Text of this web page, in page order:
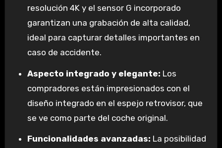
resolución 4K y el sensor G incorporado
garantizan una grabación de alta calidad,
ideal para capturar detalles importantes en
caso de accidente.
Aspecto integrado y elegante: Los
compradores están impresionados con el
diseño integrado en el espejo retrovisor, que
se ve como parte del coche original.
Funcionalidades avanzadas: La posibilidad